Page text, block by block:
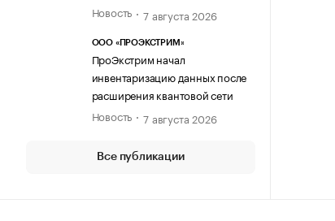
Новость
7 августа 2026
ООО «ПРОЭКСТРИМ»
ПроЭкстрим начал
инвентаризацию данных после
расширения квантовой сети
Новость
7 августа 2026
Все публикации